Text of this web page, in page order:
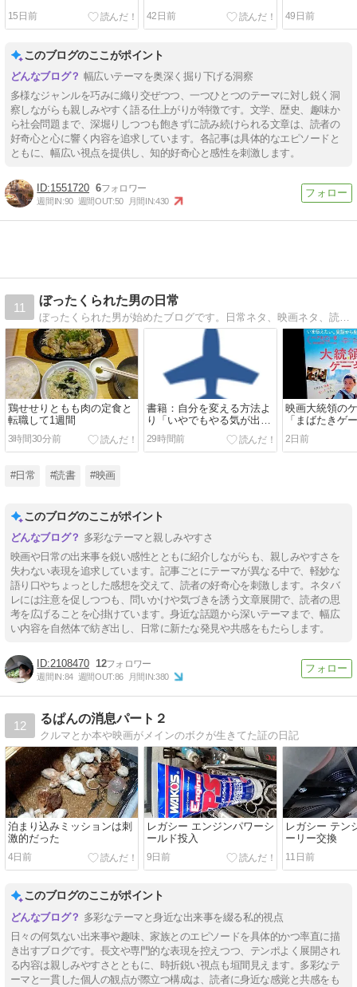
15日前 42日前 49日前
このブログのここがポイント
幅広いテーマを奥深く掘り下げる洞察
多様なジャンルを巧みに織り交ぜつつ、一つひとつのテーマに対し鋭く洞
察しながらも親しみやすく語る仕上がりが特徴です。文学、歴史、趣味か
ら社会問題まで、深堀りしつつも飽きずに読み続けられる文章は、読者の
好奇心と心に響く内容を追求しています。各記事は具体的なエピソードと
ともに、幅広い視点を提供し、知的好奇心と感性を刺激します。
1551720 6
週間IN:90 週間OUT:50 月間IN:430
11
ぼったくられた男の日常
鶏せせりともも肉の定食と
転職して1週間
3時間30分前
書籍：自分を変える方法よ
り「いやでもやる気が出
る」
29時間前
映画大統領の
「まばたきゲ
う」
2日前
#日常 #読書 #映画
このブログのここがポイント
多彩なテーマと親しみやすさ
映画や日常の出来事を鋭い感性とともに紹介しながらも、親しみやすさを
失わない表現を追求しています。記事ごとにテーマが異なる中で、軽妙な
語り口やちょっとした感想を交えて、読者の好奇心を刺激します。ネタバ
レには注意を促しつつも、問いかけや気づきを誘う文章展開で、読者の思
考を広げることを心掛けています。身近な話題から深いテーマまで、幅広
い内容を自然体で紡ぎ出し、日常に新たな発見や共感をもたらします。
2108470 12
週間IN:84 週間OUT:86 月間IN:380
12
るぱんの消息パート２
クルマとか本や映画がメインのボクが生きてた証の日記
泊まり込みミッションは刺
激的だった
4日前
レガシー エンジンパワーシ
ールド投入
9日前
レガシー テン
ーリー交換
11日前
このブログのここがポイント
多彩なテーマと身近な出来事を綴る私的視点
日々の何気ない出来事や趣味、家族とのエピソードを具体的かつ率直に描
き出すブログです。長文や専門的な表現を控えつつ、テンポよく展開され
る内容は親しみやすさとともに、時折鋭い視点も垣間見えます。多彩なテ
ーマと一貫した個人の観点が際立つ構成は、読者に身近な感覚と共感をも